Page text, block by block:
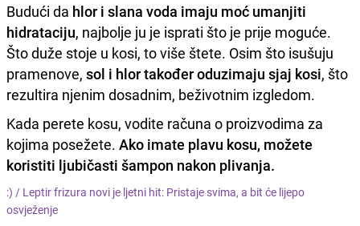
Budući da hlor i slana voda imaju moć umanjiti
hidrataciju, najbolje ju je isprati što je prije moguće.
Što duže stoje u kosi, to više štete. Osim što isušuju
pramenove, sol i hlor također oduzimaju sjaj kosi, što
rezultira njenim dosadnim, beživotnim izgledom.
Kada perete kosu, vodite računa o proizvodima za
kojima posežete. Ako imate plavu kosu, možete
koristiti ljubičasti šampon nakon plivanja.
:) / Leptir frizura novi je ljetni hit: Pristaje svima, a bit će lijepo
osvježenje